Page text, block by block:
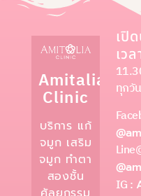
Amitalia
Clinic
บริการ แก้
จมูก เสริม
จมูก ทำตา
สองชั้น
เปิ
เวล
ทุกวั
IG :